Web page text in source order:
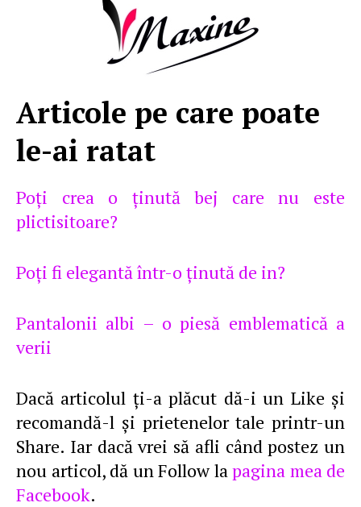
Articole pe care poate
le-ai ratat
Poţi crea o ţinută bej care nu este
plictisitoare?
Poţi fi elegantă într-o ţinută de in?
Pantalonii albi – o piesă emblematică a
verii
Dacă articolul ţi-a plăcut dă-i un Like şi
recomandă-l şi prietenelor tale printr-un
Share. Iar dacă vrei să afli când postez un
nou articol, dă un Follow lapagina mea de
Facebook.